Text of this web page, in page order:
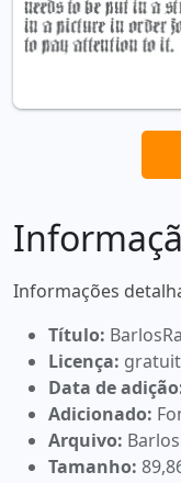
Informações
Título:
Licença:
Data de
Adicionado:
Arquivo:
Tamanho: